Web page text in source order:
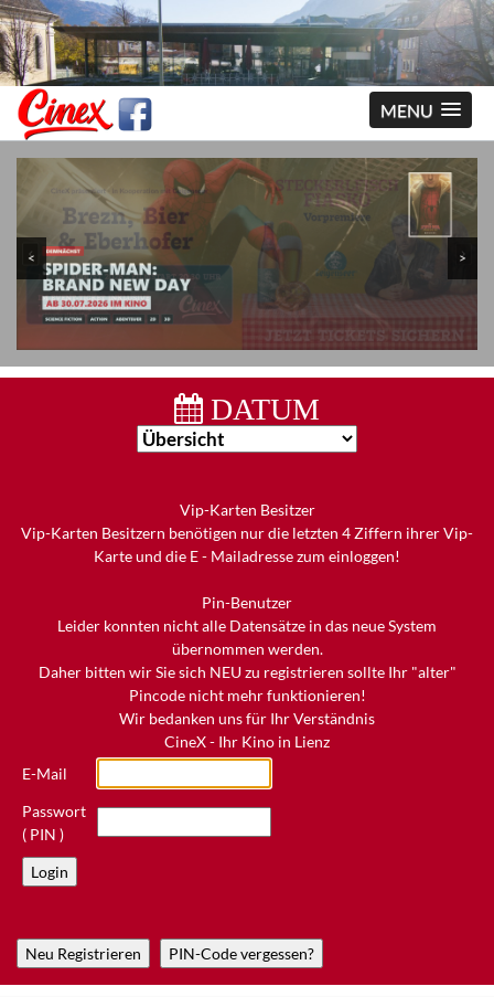
MENU
< >
DATUM
Vip-Karten Besitzer
Vip-Karten Besitzern benötigen nur die letzten 4 Ziffern ihrer Vip-
Karte und die E - Mailadresse zum einloggen!
Pin-Benutzer
Leider konnten nicht alle Datensätze in das neue System
übernommen werden.
Daher bitten wir Sie sich NEU zu registrieren sollte Ihr "alter"
Pincode nicht mehr funktionieren!
Wir bedanken uns für Ihr Verständnis
CineX - Ihr Kino in Lienz
E-Mail
Passwort
( PIN )